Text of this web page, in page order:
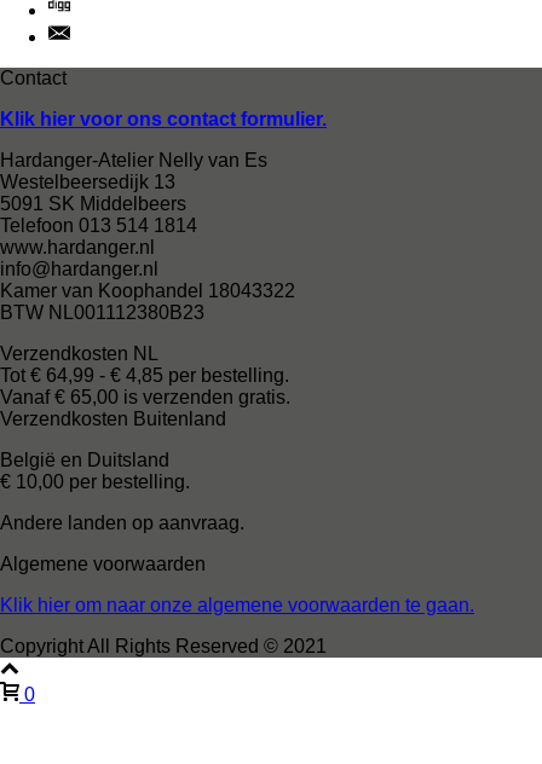
Contact
Klik hier voor ons contact formulier.
Hardanger-Atelier Nelly van Es
Westelbeersedijk 13
5091 SK Middelbeers
Telefoon 013 514 1814
www.hardanger.nl
info@hardanger.nl
Kamer van Koophandel 18043322
BTW NL001112380B23
Verzendkosten NL
Tot € 64,99 - € 4,85 per bestelling.
Vanaf € 65,00 is verzenden gratis.
Verzendkosten Buitenland
België en Duitsland
€ 10,00 per bestelling.
Andere landen op aanvraag.
Algemene voorwaarden
Klik hier om naar onze algemene voorwaarden te gaan.
Copyright All Rights Reserved © 2021
0